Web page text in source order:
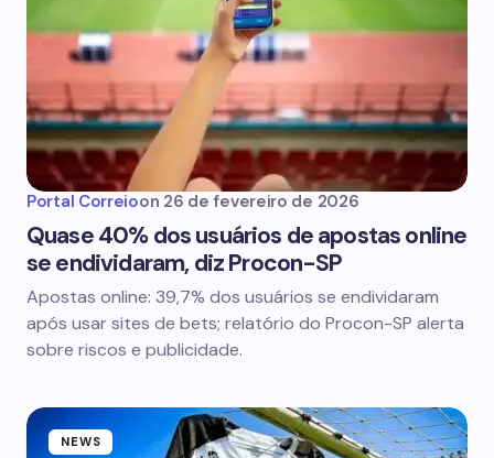
Portal Correioon 26 de fevereiro de 2026
Quase 40% dos usuários de apostas online
se endividaram, diz Procon-SP
Apostas online: 39,7% dos usuários se endividaram
após usar sites de bets; relatório do Procon-SP alerta
sobre riscos e publicidade.
NEWS